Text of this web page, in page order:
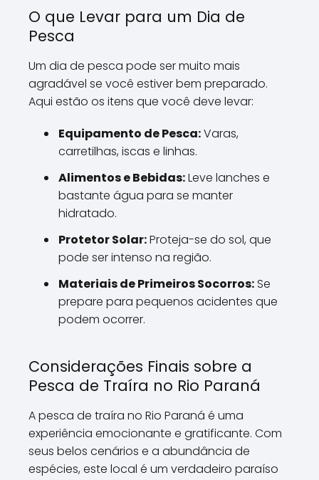
O que Levar para um Dia de
Pesca
Um dia de pesca pode ser muito mais
agradável se você estiver bem preparado.
Aqui estão os itens que você deve levar:
Equipamento de Pesca:Varas,
carretilhas, iscas e linhas.
Alimentos e Bebidas:Leve lanches e
bastante água para se manter
hidratado.
Protetor Solar:Proteja-se do sol, que
pode ser intenso na região.
Materiais de Primeiros Socorros:Se
prepare para pequenos acidentes que
podem ocorrer.
Considerações Finais sobre a
Pesca de Traíra no Rio Paraná
A pesca de traíra no Rio Paraná é uma
experiência emocionante e gratificante. Com
seus belos cenários e a abundância de
espécies, este local é um verdadeiro paraíso